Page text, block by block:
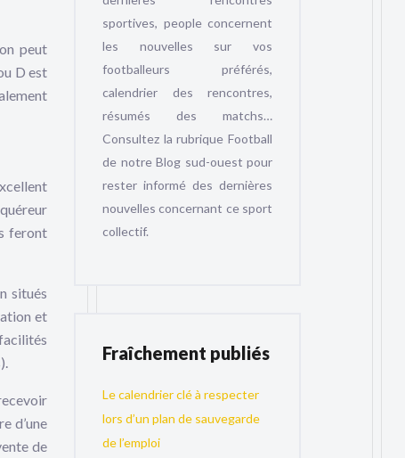
peut
D est
feront
situés
et
d’une
de
sportives, people concernent
les nouvelles sur vos
footballeurs préférés,
calendrier des rencontres,
résumés des matchs…
Consultez la rubrique Football
de notre Blog sud-ouest pour
rester informé des dernières
nouvelles concernant ce sport
collectif.
Fraîchement publiés
Le calendrier clé à respecter
lors d’un plan de sauvegarde
de l’emploi